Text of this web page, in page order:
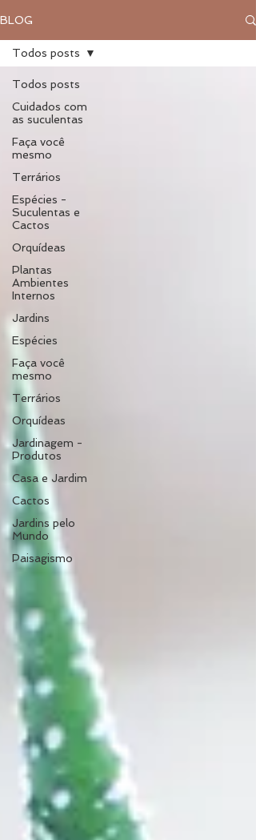
BLOG
Todos posts
Cuidados com
as suculentas
Faça você
mesmo
Terrários
Espécies -
Suculentas e
Cactos
Orquídeas
Plantas
Ambientes
Internos
Jardins
Espécies
Faça você
mesmo
Terrários
Orquídeas
Jardinagem -
Produtos
Casa e Jardim
Cactos
Jardins pelo
Mundo
Paisagismo
Todos posts